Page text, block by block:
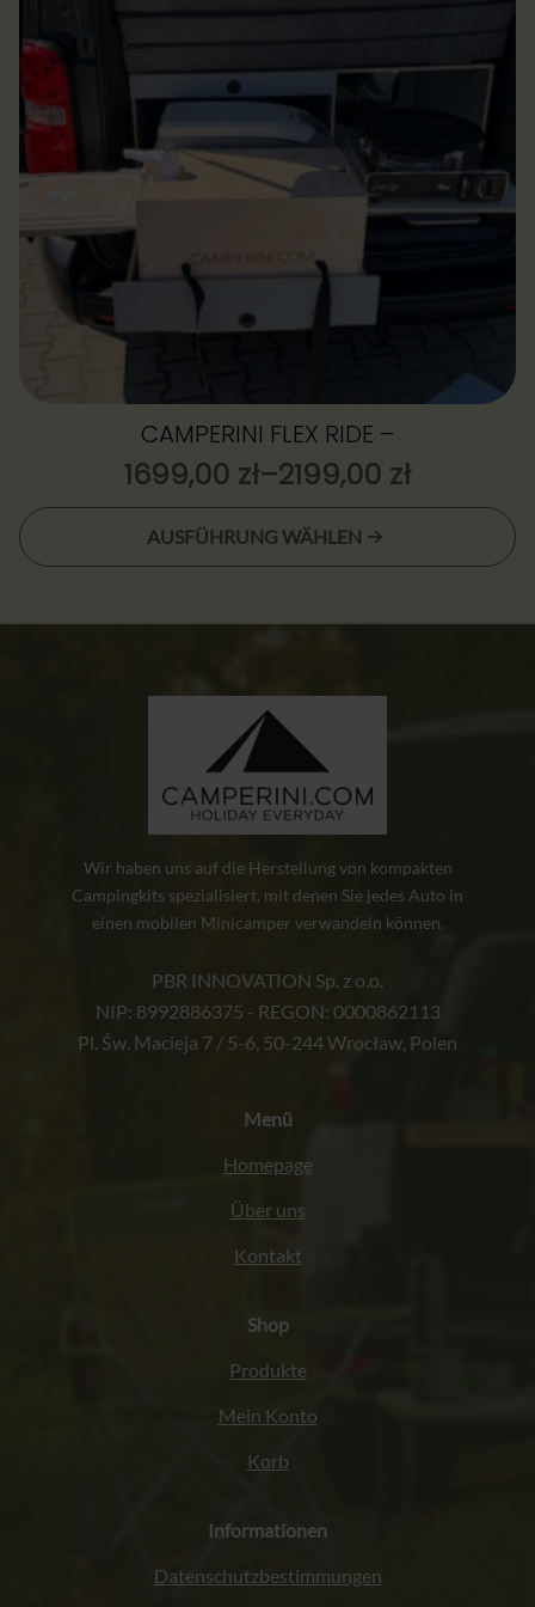
CAMPERINI FLEX RIDE –
1699,00 zł–2199,00 zł
Preisspanne:
1699,00 zł
bis
AUSFÜHRUNG WÄHLEN
Dieses
Produkt
Produktseite
gewählt
Wir haben uns auf die Herstellung von kompakten
Campingkits spezialisiert, mit denen Sie jedes Auto in
einen mobilen Minicamper verwandeln können.
PBR INNOVATION Sp. z o.o.
NIP: 8992886375 - REGON: 0000862113
Pl. Św. Macieja 7 / 5-6, 50-244 Wrocław, Polen
Menü
Homepage
Über uns
Kontakt
Shop
Produkte
Mein Konto
Korb
Informationen
Datenschutzbestimmungen